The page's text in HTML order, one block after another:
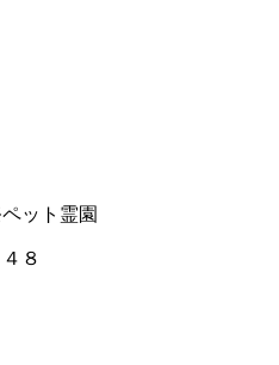
ペット霊園
８